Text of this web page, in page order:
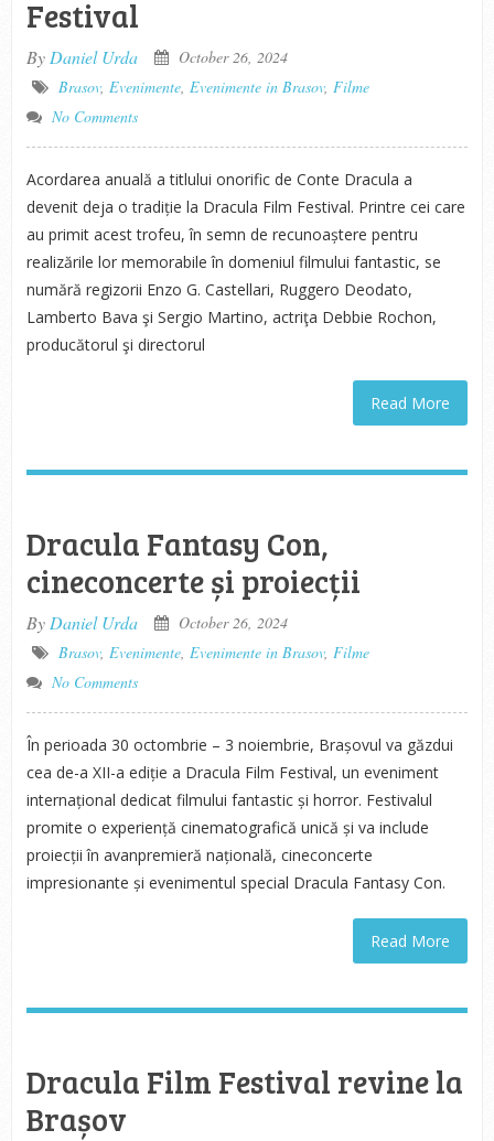
Festival
By Daniel Urda
October 26, 2024
Brasov, Evenimente, Evenimente in Brasov, Filme
No Comments
Acordarea anuală a titlului onorific de Conte Dracula a
devenit deja o tradiție la Dracula Film Festival. Printre cei care
au primit acest trofeu, în semn de recunoaștere pentru
realizările lor memorabile în domeniul filmului fantastic, se
numără regizorii Enzo G. Castellari, Ruggero Deodato,
Lamberto Bava şi Sergio Martino, actriţa Debbie Rochon,
producătorul şi directorul
Read More
Dracula Fantasy Con,
cineconcerte și proiecții
By Daniel Urda
October 26, 2024
Brasov, Evenimente, Evenimente in Brasov, Filme
No Comments
În perioada 30 octombrie – 3 noiembrie, Brașovul va găzdui
cea de-a XII-a ediție a Dracula Film Festival, un eveniment
internațional dedicat filmului fantastic și horror. Festivalul
promite o experiență cinematografică unică și va include
proiecții în avanpremieră națională, cineconcerte
impresionante și evenimentul special Dracula Fantasy Con.
Read More
Dracula Film Festival revine la
Brașov